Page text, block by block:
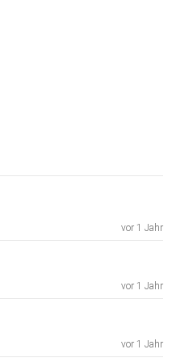
vor 1 Jahr
vor 1 Jahr
vor 1 Jahr